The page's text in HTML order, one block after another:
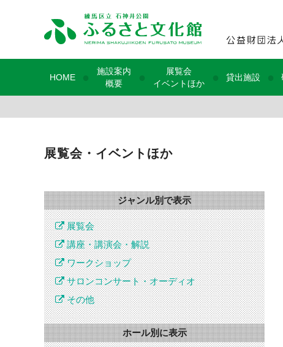
HOME
施設案内
概要
展覧会
イベントほか
貸出施設
展覧会・イベントほか
ジャンル別で表示
展覧会
講座・講演会・解説
ワークショップ
サロンコンサート・オーディオ
その他
ホール別に表示